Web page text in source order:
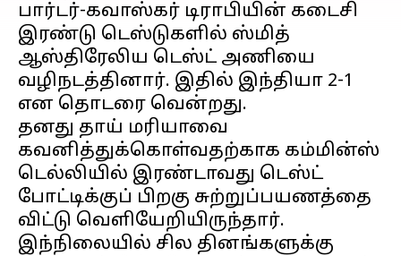
பார்டர்-கவாஸ்கர் டிராபியின் கடைசி
இரண்டு டெஸ்டுகளில் ஸ்மித்
ஆஸ்திரேலிய டெஸ்ட் அணியை
வழிநடத்தினார். இதில் இந்தியா 2-1
என தொடரை வென்றது.
தனது தாய் மரியாவை
கவனித்துக்கொள்வதற்காக கம்மின்ஸ்
டெல்லியில் இரண்டாவது டெஸ்ட்
போட்டிக்குப் பிறகு சுற்றுப்பயணத்தை
விட்டு வெளியேறியிருந்தார்.
இந்நிலையில் சில தினங்களுக்கு